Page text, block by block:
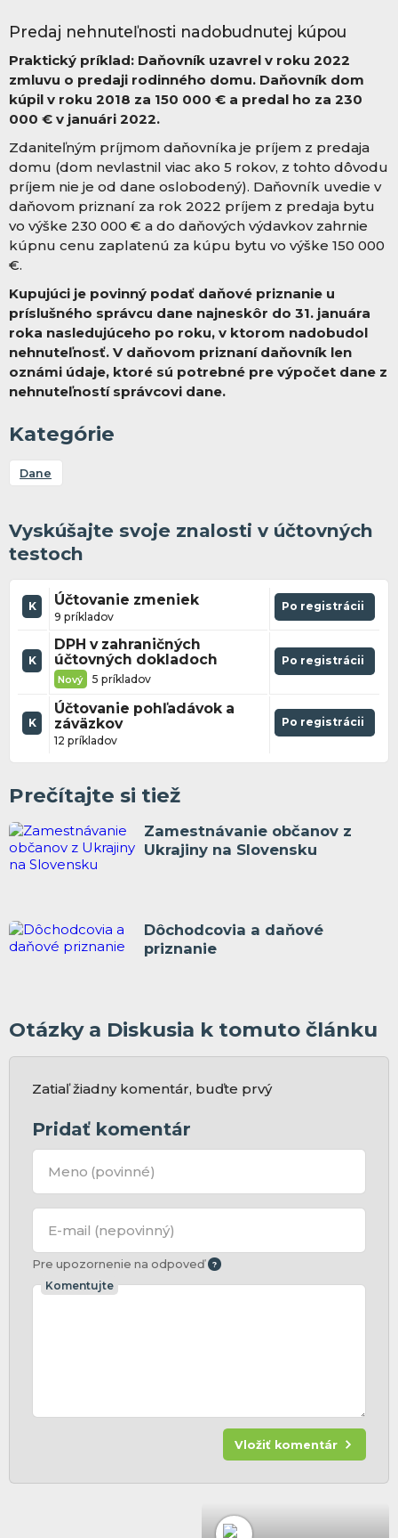
Predaj nehnuteľnosti nadobudnutej kúpou
Praktický príklad: Daňovník uzavrel v roku 2022
zmluvu o predaji rodinného domu. Daňovník dom
kúpil v roku 2018 za 150 000 € a predal ho za 230
000 € v januári 2022.
Zdaniteľným príjmom daňovníka je príjem z predaja
domu (dom nevlastnil viac ako 5 rokov, z tohto dôvodu
príjem nie je od dane oslobodený). Daňovník uvedie v
daňovom priznaní za rok 2022 príjem z predaja bytu
vo výške 230 000 € a do daňových výdavkov zahrnie
kúpnu cenu zaplatenú za kúpu bytu vo výške 150 000
€.
Kupujúci je povinný podať daňové priznanie u
príslušného správcu dane najneskôr do 31. januára
roka nasledujúceho po roku, v ktorom nadobudol
nehnuteľnosť. V daňovom priznaní daňovník len
oznámi údaje, ktoré sú potrebné pre výpočet dane z
nehnuteľností správcovi dane.
Kategórie
Dane
Vyskúšajte svoje znalosti v účtovných
testoch
K Účtovanie zmeniek
9 príkladov
Po registrácii
K
DPH v zahraničných
účtovných dokladoch
Nový 5 príkladov
Po registrácii
K
Účtovanie pohľadávok a
záväzkov
12 príkladov
Po registrácii
Prečítajte si tiež
Zamestnávanie občanov z
Ukrajiny na Slovensku
Dôchodcovia a daňové
priznanie
Otázky a Diskusia k tomuto článku
Zatiaľ žiadny komentár, buďte prvý
Pridať komentár
Meno (povinné)
E-mail (nepovinný)
Pre upozornenie na odpoveď
Komentujte
Vložiť komentár